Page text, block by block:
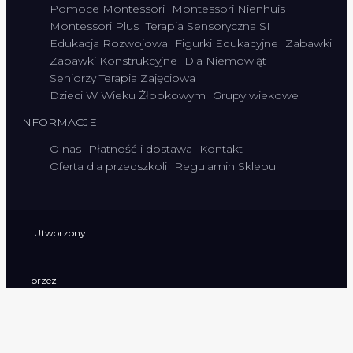
Pomoce Montessori
Montessori Nienhuis
Montessori Plus Terapia Sensoryczna SI
Edukacja Rozwojowa
Figurki Edukacyjne
Zabawki
Zabawki Konstrukcyjne
Dla Niemowląt
Seniorzy Terapia Zajęciowa
Dzieci W Wieku Żłobkowym
Grupy wiekowe
INFORMACJE
O nas
Płatność i dostawa
Kontakt
Oferta dla przedszkoli
Regulamin Sklepu
Utworzony
przez